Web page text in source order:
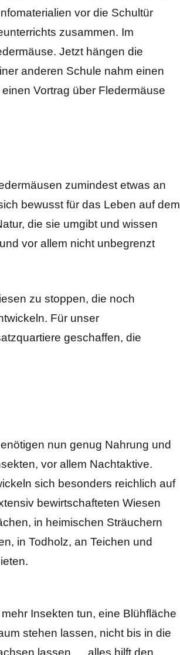
vor die Schultür
zusammen. Im
Jetzt hängen die
anderen Schule nahm einen
Vortrag über Fledermäuse
zumindest etwas an
bewusst für das Leben auf dem
die sie umgibt und wissen
vor allem nicht unbegrenzt
zu stoppen, die noch
Für unser
geschaffen, die
nun genug Nahrung und
vor allem Nachtaktive.
sich besonders reichlich auf
bewirtschafteten Wiesen
in heimischen Sträuchern
in Todholz, an Teichen und
Insekten tun, eine Blühfläche
stehen lassen, nicht bis in die
lassen, …alles hilft den